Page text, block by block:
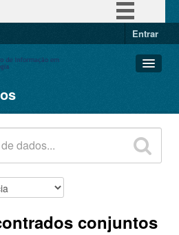
Entrar
conjuntos